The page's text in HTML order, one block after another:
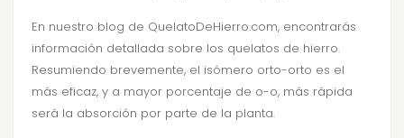
En nuestro blog de QuelatoDeHierro.com, encontrarás
información detallada sobre los quelatos de hierro.
Resumiendo brevemente, el isómero orto-orto es el
más eficaz, y a mayor porcentaje de o-o, más rápida
será la absorción por parte de la planta.